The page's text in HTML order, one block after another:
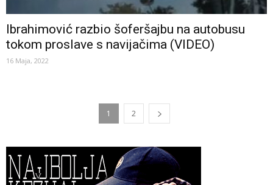
Ibrahimović razbio šoferšajbu na autobusu
tokom proslave s navijačima (VIDEO)
16 Maja, 2022
1 2